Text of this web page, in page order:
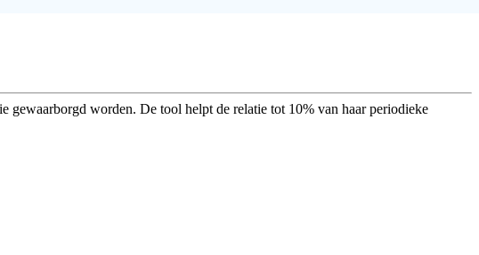
gewaarborgd worden. De tool helpt de relatie tot 10% van haar periodieke